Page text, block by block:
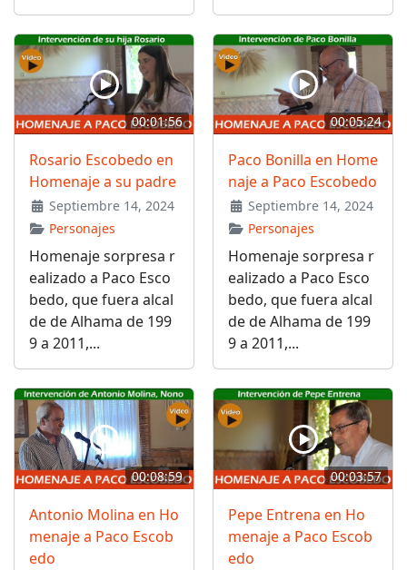
00:01:56
Rosario Escobedo en
Homenaje a su padre
Septiembre 14, 2024
Personajes
Homenaje sorpresa r
ealizado a Paco Esco
bedo, que fuera alcal
de de Alhama de 199
9 a 2011,...
00:05:24
Paco Bonilla en Home
naje a Paco Escobedo
Septiembre 14, 2024
Personajes
Homenaje sorpresa r
ealizado a Paco Esco
bedo, que fuera alcal
de de Alhama de 199
9 a 2011,...
00:08:59
Antonio Molina en Ho
menaje a Paco Escob
edo
00:03:57
Pepe Entrena en Ho
menaje a Paco Escob
edo